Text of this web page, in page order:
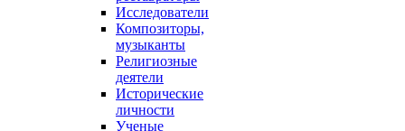
Исследователи
Композиторы,
музыканты
Религиозные
деятели
Исторические
личности
Ученые